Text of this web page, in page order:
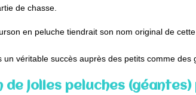
de chasse.
en peluche tiendrait son nom original de
un véritable succès auprès des petits comme des
de jolies peluches